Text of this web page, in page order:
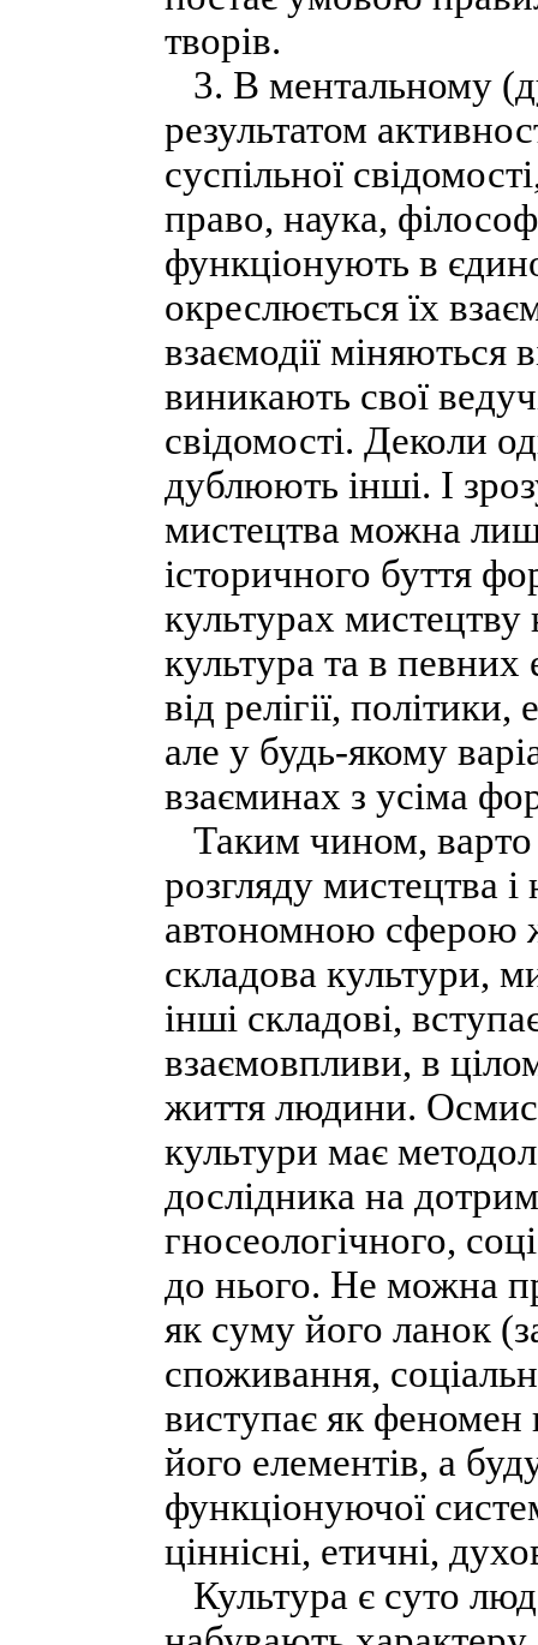
творів.
3. В ментальному
результатом
суспільної
право, наука,
функціонують в
окреслюється їх
взаємодії міняються
виникають свої
свідомості. Деколи
дублюють інші. І
мистецтва можна
історичного буття
культурах
культура та в
від релігії,
але у будь-якому
взаєминах з усіма
Таким чином, варто
розгляду мистецтва
автономною сферою
складова культури,
інші складові,
взаємовпливи, в
життя людини.
культури має
дослідника на
гносеологічного,
до нього. Не можна
як суму його ланок
споживання,
виступає як феномен
його елементів, а
функціонуючої
ціннісні, етичні,
Культура є суто